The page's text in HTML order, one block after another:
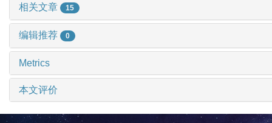
相关文章 15
编辑推荐 0
Metrics
本文评价